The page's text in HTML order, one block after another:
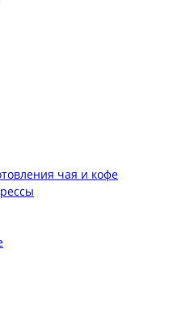
чая и кофе